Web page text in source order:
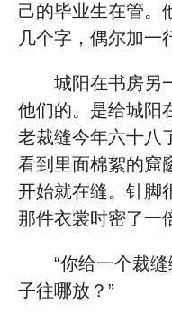
己的毕业生在管。
几个字，偶尔加一
城阳在书房另
他们的。是给城阳
老裁缝今年六十八
看到里面棉絮的窟
开始就在缝。针脚
那件衣裳时密了一
“你给一个裁
子往哪放？”